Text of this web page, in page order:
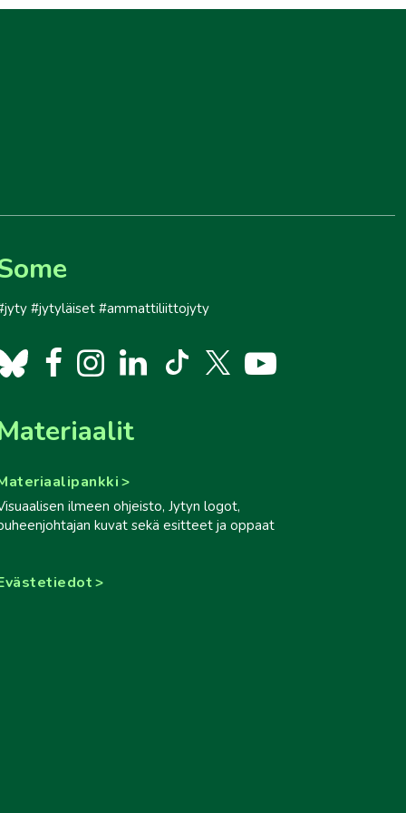
ilmeen ohjeisto, Jytyn logot,
kuvat sekä esitteet ja oppaat
#jytyläiset #ammattiliittojyty